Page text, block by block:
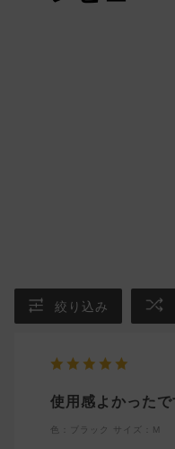
絞り込み
使用感よかったで
色：ブラック サイズ：M